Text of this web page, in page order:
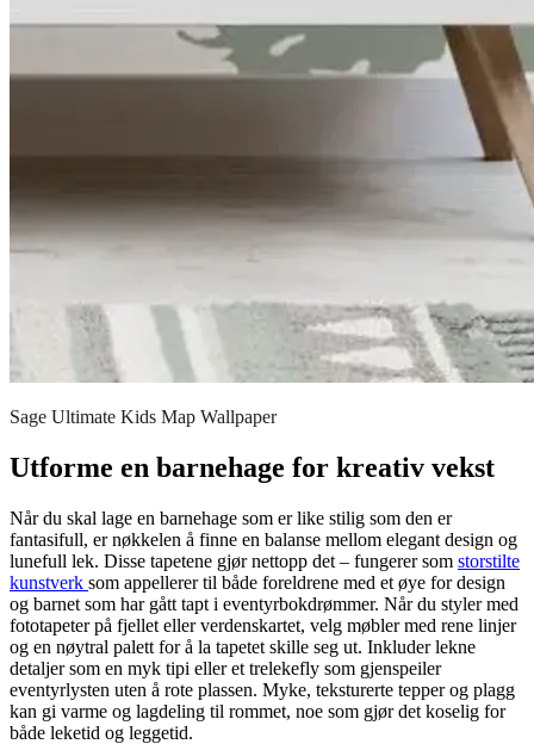
Sage Ultimate Kids Map Wallpaper
Utforme en barnehage for kreativ vekst
Når du skal lage en barnehage som er like stilig som den er
fantasifull, er nøkkelen å finne en balanse mellom elegant design og
lunefull lek. Disse tapetene gjør nettopp det – fungerer som storstilte
kunstverk som appellerer til både foreldrene med et øye for design
og barnet som har gått tapt i eventyrbokdrømmer. Når du styler med
fototapeter på fjellet eller verdenskartet, velg møbler med rene linjer
og en nøytral palett for å la tapetet skille seg ut. Inkluder lekne
detaljer som en myk tipi eller et trelekefly som gjenspeiler
eventyrlysten uten å rote plassen. Myke, teksturerte tepper og plagg
kan gi varme og lagdeling til rommet, noe som gjør det koselig for
både leketid og leggetid.